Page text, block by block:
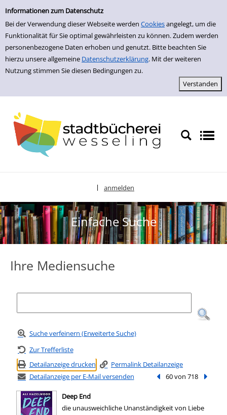
Informationen zum Datenschutz
Bei der Verwendung dieser Webseite werden Cookiesangelegt, um die
Funktionalität für Sie optimal gewährleisten zu können. Zudem werden
personenbezogene Daten erhoben und genutzt. Bitte beachten Sie
hierzu unsere allgemeine Datenschutzerklärung. Mit der weiteren
Nutzung stimmen Sie diesen Bedingungen zu.
zur Navigation springen
zum Inhalt springen
Zur Detailanzeige springen
anmelden
Einfache Suche
Ihre Mediensuche
Suche verfeinern (Erweiterte Suche)
Zur Trefferliste
Detailanzeige drucken
Permalink Detailanzeige
Detailanzeige per E-Mail versenden
Vorheriger Treffer
60 von 718
Deep End
die unausweichliche Unanständigkeit von Liebe